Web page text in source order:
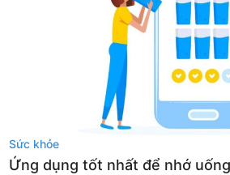
Sức khỏe
Ứng dụng tốt nhất để nhớ